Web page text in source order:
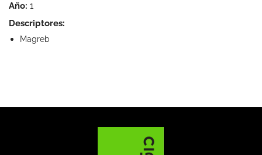
Año: 1
Descriptores:
Magreb